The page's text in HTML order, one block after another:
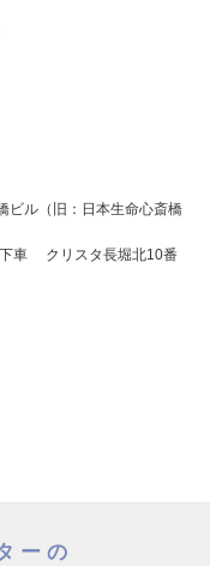
ル（旧：日本生命心斎橋
下車 クリスタ長堀北10番
ーの